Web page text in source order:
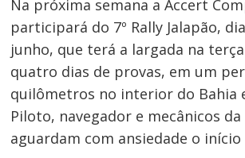
Na próxima semana a Accert
participará do 7º Rally Jalapão,
junho, que terá a largada na
quatro dias de provas, em um
quilômetros no interior do Bahia
Piloto, navegador e mecânicos
aguardam com ansiedade o